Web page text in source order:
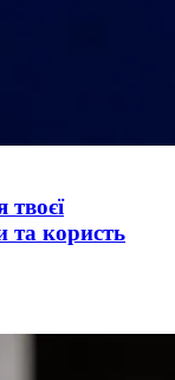
та користь